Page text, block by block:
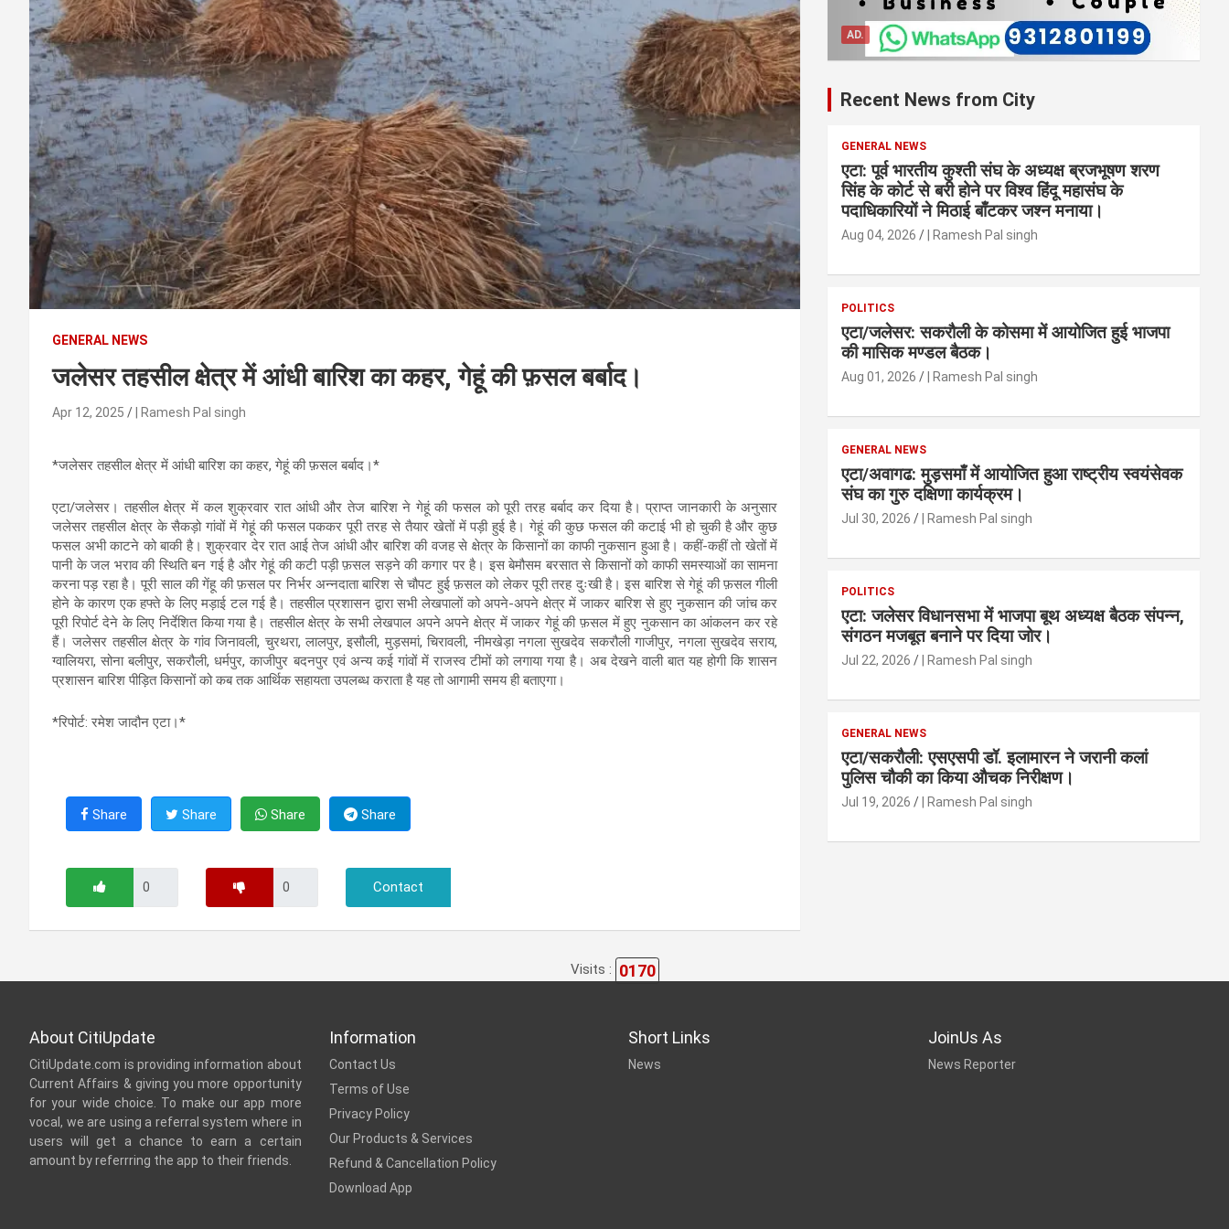
GENERAL NEWS
जलेसर तहसील क्षेत्र में आंधी बारिश का कहर, गेहूं की फ़सल बर्बाद।
Apr 12, 2025 | Ramesh Pal singh
*जलेसर तहसील क्षेत्र में आंधी बारिश का कहर, गेहूं की फ़सल बर्बाद।*
एटा/जलेसर। तहसील क्षेत्र में कल शुक्रवार रात आंधी और तेज बारिश ने गेहूं की फसल को पूरी तरह बर्बाद कर दिया है। प्राप्त जानकारी के अनुसार
जलेसर तहसील क्षेत्र के सैकड़ो गांवों में गेहूं की फसल पककर पूरी तरह से तैयार खेतों में पड़ी हुई है। गेहूं की कुछ फसल की कटाई भी हो चुकी है और कुछ
फसल अभी काटने को बाकी है। शुक्रवार देर रात आई तेज आंधी और बारिश की वजह से क्षेत्र के किसानों का काफी नुकसान हुआ है। कहीं-कहीं तो खेतों में
पानी के जल भराव की स्थिति बन गई है और गेहूं की कटी पड़ी फ़सल सड़ने की कगार पर है। इस बेमौसम बरसात से किसानों को काफी समस्याओं का सामना
करना पड़ रहा है। पूरी साल की गेंहू की फ़सल पर निर्भर अन्नदाता बारिश से चौपट हुई फ़सल को लेकर पूरी तरह दुःखी है। इस बारिश से गेहूं की फ़सल गीली
होने के कारण एक हफ्ते के लिए मड़ाई टल गई है। तहसील प्रशासन द्वारा सभी लेखपालों को अपने-अपने क्षेत्र में जाकर बारिश से हुए नुकसान की जांच कर
पूरी रिपोर्ट देने के लिए निर्देशित किया गया है। तहसील क्षेत्र के सभी लेखपाल अपने अपने क्षेत्र में जाकर गेहूं की फ़सल में हुए नुकसान का आंकलन कर रहे
हैं। जलेसर तहसील क्षेत्र के गांव जिनावली, चुरथरा, लालपुर, इसौली, मुड़समां, चिरावली, नीमखेड़ा नगला सुखदेव सकरौली गाजीपुर, नगला सुखदेव सराय,
ग्वालियरा, सोना बलीपुर, सकरौली, धर्मपुर, काजीपुर बदनपुर एवं अन्य कई गांवों में राजस्व टीमों को लगाया गया है। अब देखने वाली बात यह होगी कि शासन
प्रशासन बारिश पीड़ित किसानों को कब तक आर्थिक सहायता उपलब्ध कराता है यह तो आगामी समय ही बताएगा।
*रिपोर्ट: रमेश जादौन एटा।*
Share Share Share Share
Contact
AD.
Recent News from City
GENERAL NEWS
एटा: पूर्व भारतीय कुश्ती संघ के अध्यक्ष ब्रजभूषण शरण
सिंह के कोर्ट से बरी होने पर विश्व हिंदू महासंघ के
पदाधिकारियों ने मिठाई बाँटकर जश्न मनाया।
Aug 04, 2026 | Ramesh Pal singh
POLITICS
एटा/जलेसर: सकरौली के कोसमा में आयोजित हुई भाजपा
की मासिक मण्डल बैठक।
Aug 01, 2026 | Ramesh Pal singh
GENERAL NEWS
एटा/अवागढ: मुड़समाँ में आयोजित हुआ राष्ट्रीय स्वयंसेवक
संघ का गुरु दक्षिणा कार्यक्रम।
Jul 30, 2026 | Ramesh Pal singh
POLITICS
एटा: जलेसर विधानसभा में भाजपा बूथ अध्यक्ष बैठक संपन्न,
संगठन मजबूत बनाने पर दिया जोर।
Jul 22, 2026 | Ramesh Pal singh
GENERAL NEWS
एटा/सकरौली: एसएसपी डॉ. इलामारन ने जरानी कलां
पुलिस चौकी का किया औचक निरीक्षण।
Jul 19, 2026 | Ramesh Pal singh
Visits : 0170
About CitiUpdate
CitiUpdate.com is providing information about
Current Affairs & giving you more opportunity
for your wide choice. To make our app more
vocal, we are using a referral system where in
users will get a chance to earn a certain
amount by referrring the app to their friends.
Information
Contact Us
Terms of Use
Privacy Policy
Our Products & Services
Refund & Cancellation Policy
Download App
Short Links
News
JoinUs As
News Reporter